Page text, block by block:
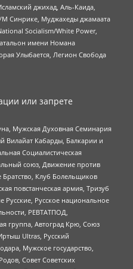
джихад, Аль-Каида,
Синрике, Муджахеды джамаата
Socialism/White Power,
имени Номана
Улыбается, Легион Свобода
или запрете
Мужская Духовная Семинария
Вилайат Кабарды, Балкарии и
Социалистическая
союз, Движение против
Клуб Болельщиков
повстанческая армия, Тризуб
Русские, Русское национальное
РЕВТАТПОД,
группа, Автоград Крю, Союз
Ultras, Русский
Мужское государство,
Совет Советских